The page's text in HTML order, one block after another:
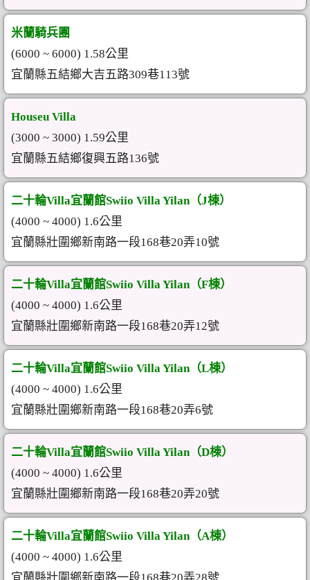
米蘭騎兵團
(6000 ~ 6000) 1.58公里
宜蘭縣五結鄉大吉五路309巷113號
Houseu Villa
(3000 ~ 3000) 1.59公里
宜蘭縣五結鄉復興五路136號
二十輪Villa宜蘭館Swiio Villa Yilan（J棟）
(4000 ~ 4000) 1.6公里
宜蘭縣壯圍鄉新南路一段168巷20弄10號
二十輪Villa宜蘭館Swiio Villa Yilan（F棟）
(4000 ~ 4000) 1.6公里
宜蘭縣壯圍鄉新南路一段168巷20弄12號
二十輪Villa宜蘭館Swiio Villa Yilan（L棟）
(4000 ~ 4000) 1.6公里
宜蘭縣壯圍鄉新南路一段168巷20弄6號
二十輪Villa宜蘭館Swiio Villa Yilan（D棟）
(4000 ~ 4000) 1.6公里
宜蘭縣壯圍鄉新南路一段168巷20弄20號
二十輪Villa宜蘭館Swiio Villa Yilan（A棟）
(4000 ~ 4000) 1.6公里